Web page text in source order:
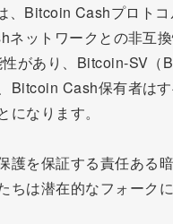
Bitcoin Cashプロトコ
ネットワークとの非互
があり、Bitcoin-SV（
Bitcoin Cash保有者は
なります。
護を保証する責任ある
ちは潜在的なフォーク